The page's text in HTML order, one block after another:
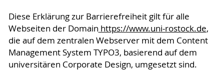
Diese Erklärung zur Barrierefreiheit gilt für alle
Webseiten der Domain https://www.uni-rostock.de,
die auf dem zentralen Webserver mit dem Content
Management System TYPO3, basierend auf dem
universitären Corporate Design, umgesetzt sind.